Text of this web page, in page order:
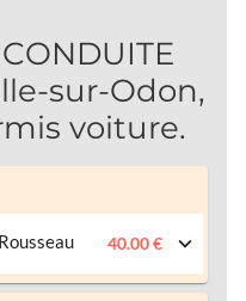
sur-Odon,
voiture.
40.00 €